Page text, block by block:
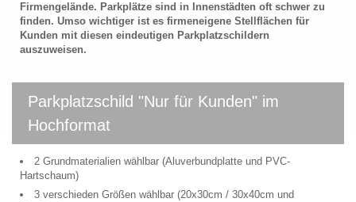
Firmengelände. Parkplätze sind in Innenstädten oft schwer zu
finden. Umso wichtiger ist es firmeneigene Stellflächen für
Kunden mit diesen eindeutigen Parkplatzschildern
auszuweisen.
Parkplatzschild "Nur für Kunden" im
Hochformat
2 Grundmaterialien wählbar (Aluverbundplatte und PVC-
Hartschaum)
3 verschieden Größen wählbar (20x30cm / 30x40cm und